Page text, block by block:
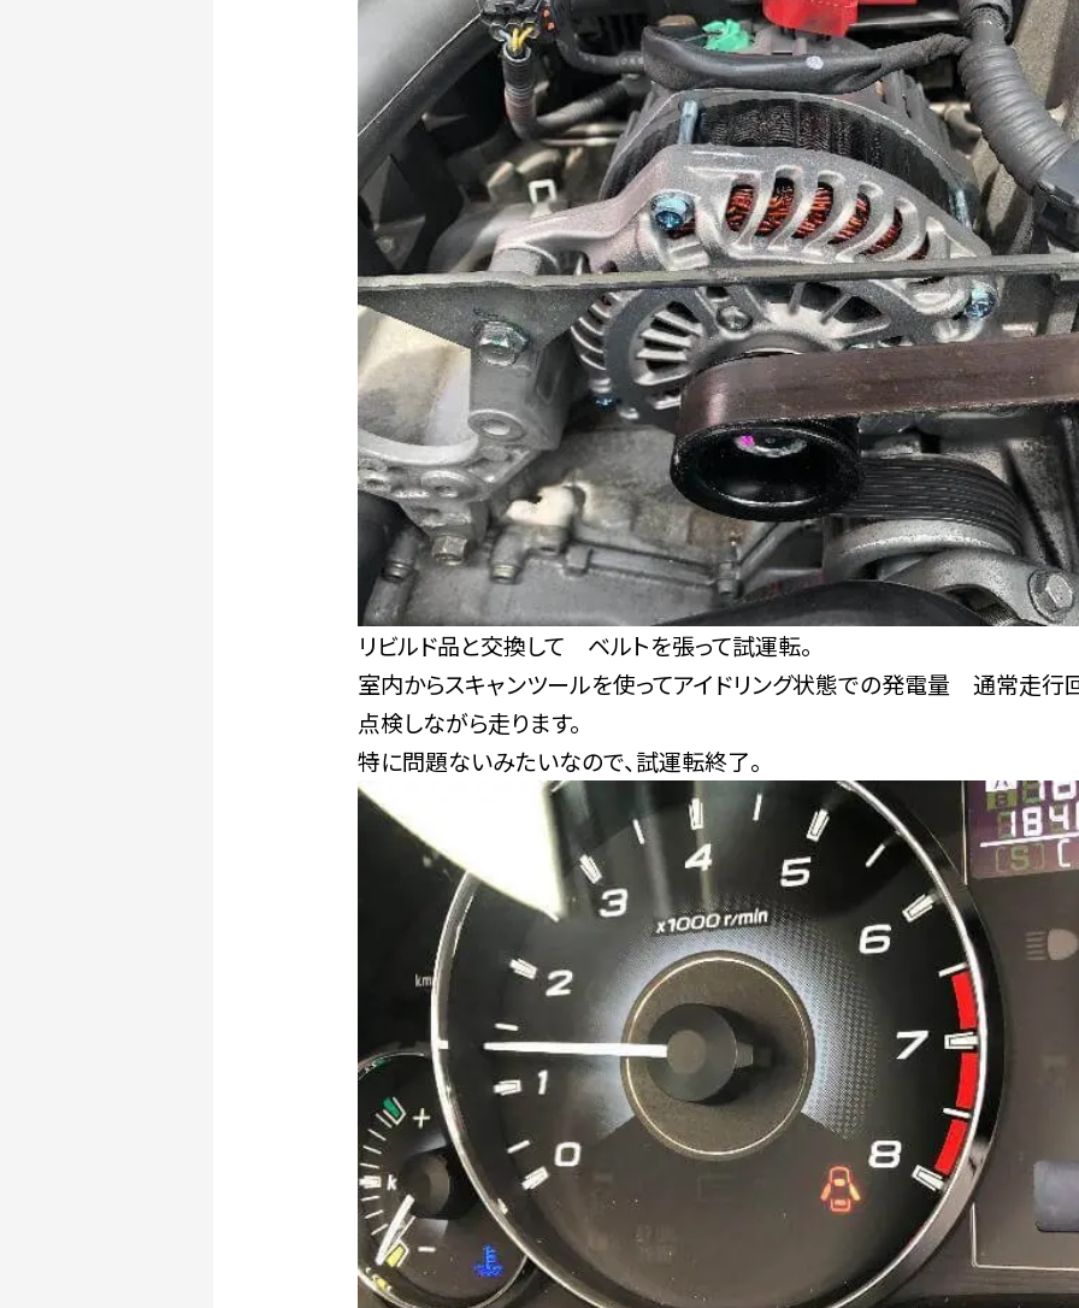
リビルド品と交換して ベルトを張って試運転。
室内からスキャンツールを使ってアイドリング状態での発電量 通常走行
点検しながら走ります。
特に問題ないみたいなので、試運転終了。